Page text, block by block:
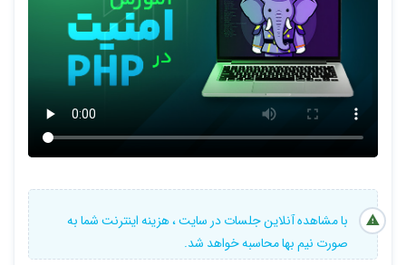
اعتبارسنجی ورودی
جلوگیری از SQL Injection
توضیح انواع حملات و راه های جلوگیری از آن
CSRF
رمز نگاری و hash کردن پسورد
File Upload Security
با مشاهده آنلاین جلسات در سایت ، هزینه اینترنت شما به
صورت نیم بها محاسبه خواهد شد.